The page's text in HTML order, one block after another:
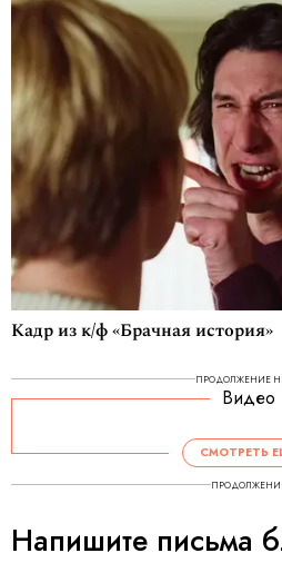
Кадр из к/ф «Брачная история»
ПРОДОЛЖЕНИЕ
Видео
СМОТРЕТЬ
Напишите письма